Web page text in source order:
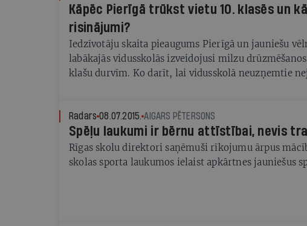
Kāpēc Pierīgā trūkst vietu 10. klasēs un
risinājumi?
Iedzīvotāju skaita pieaugums Pierīgā un jauniešu
labākajās vidusskolās izveidojusi milzu drūzmēšanos
klašu durvīm. Ko darīt, lai vidusskolā neuzņemtie
Radars 08.07.2015. AIGARS PĒTERSONS
Spēļu laukumi ir bērnu attīstībai, nevis
Rīgas skolu direktori saņēmuši rīkojumu ārpus
skolas sporta laukumos ielaist apkārtnes jauniešus